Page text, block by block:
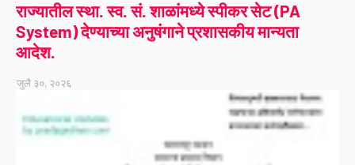
राज्यातील स्था. स्व. सं. शाळांमध्ये स्पीकर सेट (PA
System) देण्याच्या अनुषंगाने प्रशासकीय मान्यता
आदेश.
जुलै ३०, २०२६